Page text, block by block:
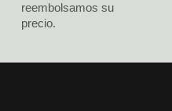
reembolsamos su
precio.